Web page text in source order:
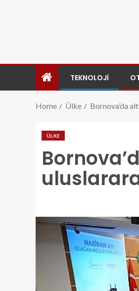
TEKNOLOJI
Home Ülke Bornova’da
ÜLKE